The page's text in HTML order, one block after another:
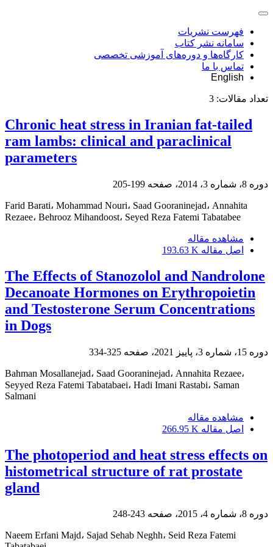
فهرست نشریات
سامانه نشر کتاب
کارگاه‌ها و دوره‌های آموزشی تخصصی
تماس با ما
English
تعداد مقالات: 3
Chronic heat stress in Iranian fat-tailed
ram lambs: clinical and paraclinical
parameters
دوره 8، شماره 3، 2014، صفحه 199-205
Farid Barati، Mohammad Nouri، Saad Gooraninejad، Annahita
Rezaee، Behrooz Mihandoost، Seyed Reza Fatemi Tabatabee
مشاهده مقاله
اصل مقاله 193.63 K
The Effects of Stanozolol and Nandrolone
Decanoate Hormones on Erythropoietin
and Testosterone Serum Concentrations
in Dogs
دوره 15، شماره 3، پاییز 2021، صفحه 325-334
Bahman Mosallanejad، Saad Gooraninejad، Annahita Rezaee،
Seyyed Reza Fatemi Tabatabaei، Hadi Imani Rastabi، Saman
Salmani
مشاهده مقاله
اصل مقاله 266.95 K
The photoperiod and heat stress effects on
histometrical structure of rat prostate
gland
دوره 8، شماره 4، 2015، صفحه 243-248
Naeem Erfani Majd، Sajad Sehab Neghh، Seid Reza Fatemi